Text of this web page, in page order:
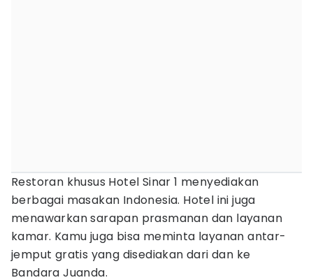
Restoran khusus Hotel Sinar 1 menyediakan
berbagai masakan Indonesia. Hotel ini juga
menawarkan sarapan prasmanan dan layanan
kamar. Kamu juga bisa meminta layanan antar-
jemput gratis yang disediakan dari dan ke
Bandara Juanda.